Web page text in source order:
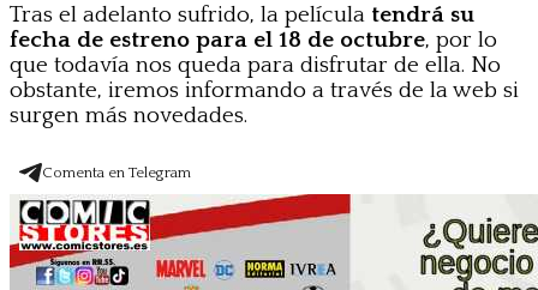
Tras el adelanto sufrido, la película tendrá su
fecha de estreno para el 18 de octubre, por lo
que todavía nos queda para disfrutar de ella. No
obstante, iremos informando a través de la web si
surgen más novedades.
Comenta en Telegram